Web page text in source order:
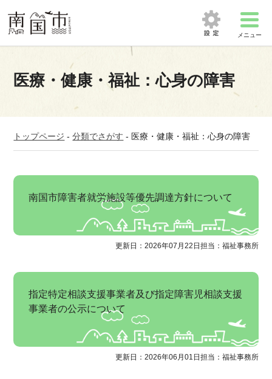
メニュー
医療・健康・福祉：心身の障害
トップページ -分類でさがす - 医療・健康・福祉：心身の障害
南国市障害者就労施設等優先調達方針について
更新日：2026年07月22日 担当：福祉事務所
指定特定相談支援事業者及び指定障害児相談支援
事業者の公示について
更新日：2026年06月01日 担当：福祉事務所